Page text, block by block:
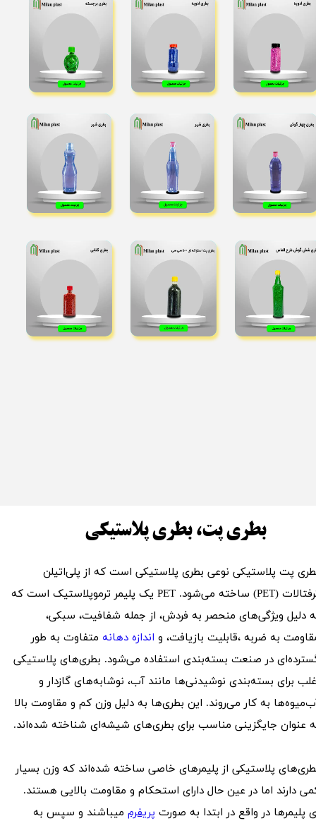
بطری پت، بطری پلاستیکی
پت پلاستیکی نوعی بطری پلاستیکی است که از پلی‌اتیلن
ترفتالات (PET) ساخته می‌شود. PET یک پلیمر ترموپلاستیک است که
دلیل ویژگی‌های منحصر به فردش، از جمله شفافیت، سبکی،
به ضربه ،قابلیت بازیافت، و اندازه دهانه متفاوت به طور
در صنعت بسته‌بندی استفاده می‌شود. بطری‌های پلاستیکی
برای بسته‌بندی نوشیدنی‌ها مانند آب، نوشابه‌های گازدار و
به کار می‌روند. این بطری‌ها به دلیل وزن کم و مقاومت بالا
عنوان جایگزینی مناسب برای بطری‌های شیشه‌ای شناخته شده‌اند.
پلاستیکی از پلیمرهای خاصی ساخته شده‌اند که وزن بسیار
دارند اما در عین حال دارای استحکام و مقاومت بالایی هستند.
پلیمرها در واقع در ابتدا به صورت پریفرم میباشند و سپس به